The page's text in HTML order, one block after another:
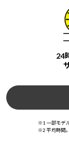
24
※1 一部モデ
※2 平均時間